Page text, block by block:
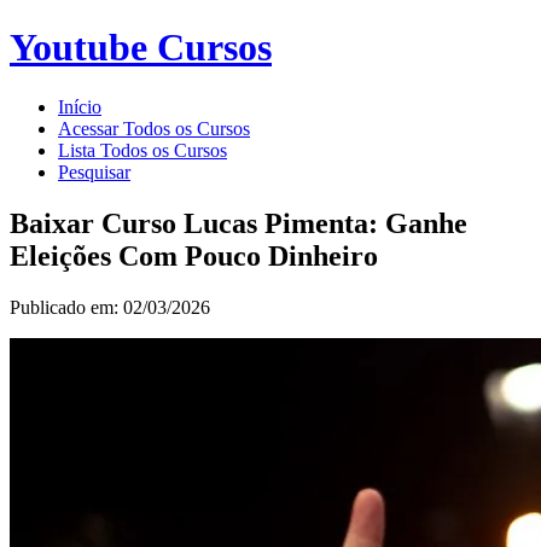
Youtube Cursos
Início
Acessar Todos os Cursos
Lista Todos os Cursos
Pesquisar
Baixar Curso Lucas Pimenta: Ganhe
Eleições Com Pouco Dinheiro
Publicado em: 02/03/2026